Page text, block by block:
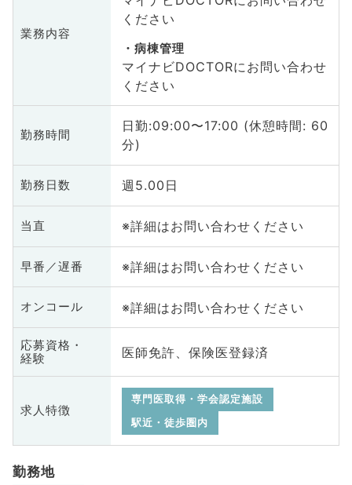
業務内容
ください
病棟管理
マイナビDOCTORにお問い合わせ
ください
勤務時間
日勤:09:00〜17:00 (休憩時間: 60
分)
勤務日数 週5.00日
当直 ※詳細はお問い合わせください
早番／遅番 ※詳細はお問い合わせください
オンコール ※詳細はお問い合わせください
応募資格・
経験
医師免許、保険医登録済
求人特徴
専門医取得・学会認定施設
駅近・徒歩圏内
勤務地